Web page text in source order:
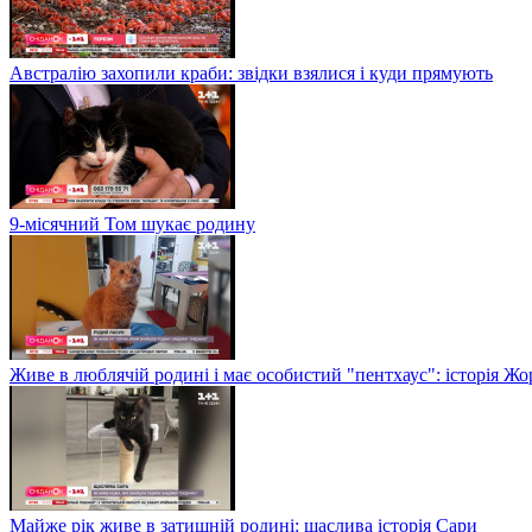
Австралію захопили краби: звідки взялися і куди прямують
9-місячний Том шукає родину
Живе в люблячій родині і має особистий "пентхаус": історія
Майже рік живе в затишній родині: щаслива історія Сари